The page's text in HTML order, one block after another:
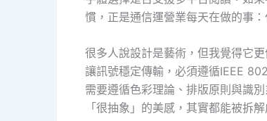
慣，正是通信運營業每天在做的事
很多人說設計是藝術，但我覺得它
讓訊號穩定傳輸，必須遵循IEEE
需要遵循色彩理論、排版原則與識
「很抽象」的美感，其實都能被拆